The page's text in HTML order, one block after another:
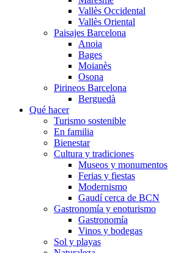
Vallès Occidental
Vallès Oriental
Paisajes Barcelona
Anoia
Bages
Moianès
Osona
Pirineos Barcelona
Berguedà
Qué hacer
Turismo sostenible
En familia
Bienestar
Cultura y tradiciones
Museos y monumentos
Ferias y fiestas
Modernismo
Gaudí cerca de BCN
Gastronomía y enoturismo
Gastronomía
Vinos y bodegas
Sol y playas